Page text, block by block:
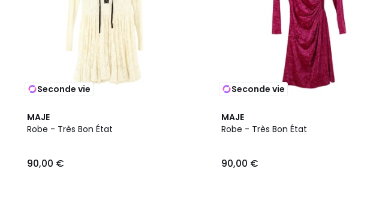
Seconde vie
MAJE
Robe - Très Bon État
90,00 €
Seconde vie
MAJE
Robe - Très Bon État
90,00 €